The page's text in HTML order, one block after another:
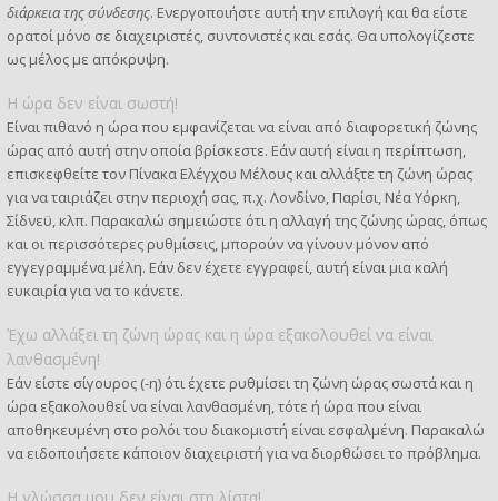
διάρκεια της σύνδεσης. Ενεργοποιήστε αυτή την επιλογή και θα είστε
ορατοί μόνο σε διαχειριστές, συντονιστές και εσάς. Θα υπολογίζεστε
ως μέλος με απόκρυψη.
Η ώρα δεν είναι σωστή!
Είναι πιθανό η ώρα που εμφανίζεται να είναι από διαφορετική ζώνης
ώρας από αυτή στην οποία βρίσκεστε. Εάν αυτή είναι η περίπτωση,
επισκεφθείτε τον Πίνακα Ελέγχου Μέλους και αλλάξτε τη ζώνη ώρας
για να ταιριάζει στην περιοχή σας, π.χ. Λονδίνο, Παρίσι, Νέα Υόρκη,
Σίδνεϋ, κλπ. Παρακαλώ σημειώστε ότι η αλλαγή της ζώνης ώρας, όπως
και οι περισσότερες ρυθμίσεις, μπορούν να γίνουν μόνον από
εγγεγραμμένα μέλη. Εάν δεν έχετε εγγραφεί, αυτή είναι μια καλή
ευκαιρία για να το κάνετε.
Έχω αλλάξει τη ζώνη ώρας και η ώρα εξακολουθεί να είναι
λανθασμένη!
Εάν είστε σίγουρος (-η) ότι έχετε ρυθμίσει τη ζώνη ώρας σωστά και η
ώρα εξακολουθεί να είναι λανθασμένη, τότε ή ώρα που είναι
αποθηκευμένη στο ρολόι του διακομιστή είναι εσφαλμένη. Παρακαλώ
να ειδοποιήσετε κάποιον διαχειριστή για να διορθώσει το πρόβλημα.